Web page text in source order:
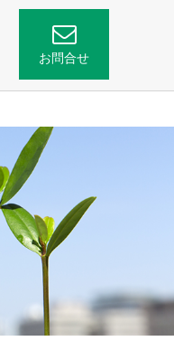
お問合せ